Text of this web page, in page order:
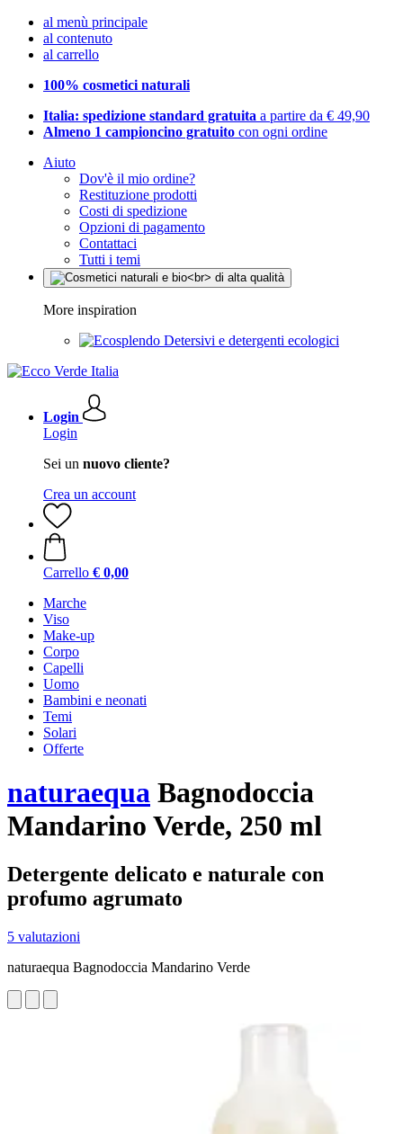
al menù principale
al contenuto
al carrello
100% cosmetici naturali
Italia: spedizione standard gratuita a partire da € 49,90
Almeno 1 campioncino gratuito con ogni ordine
Aiuto
Dov'è il mio ordine?
Restituzione prodotti
Costi di spedizione
Opzioni di pagamento
Contattaci
Tutti i temi
More inspiration
Detersivi e detergenti ecologici
Login
Login
Sei un nuovo cliente?
Crea un account
Carrello € 0,00
Marche
Viso
Make-up
Corpo
Capelli
Uomo
Bambini e neonati
Temi
Solari
Offerte
naturaequa Bagnodoccia
Mandarino Verde, 250 ml
Detergente delicato e naturale con
profumo agrumato
5 valutazioni
naturaequa Bagnodoccia Mandarino Verde